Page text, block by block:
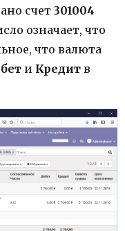
счет301004
означает, что
что валюта
и Кредит в